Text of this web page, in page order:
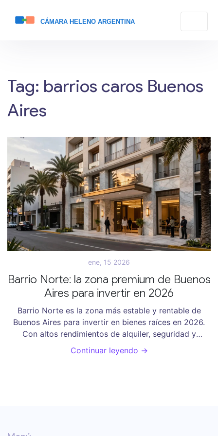
Tag: barrios caros Buenos
Aires
ene, 15 2026
Barrio Norte: la zona premium de Buenos
Aires para invertir en 2026
Barrio Norte es la zona más estable y rentable de
Buenos Aires para invertir en bienes raíces en 2026.
Con altos rendimientos de alquiler, seguridad y
demanda constante, es el destino preferido de
inversores locales y extranjeros.
Continuar leyendo →